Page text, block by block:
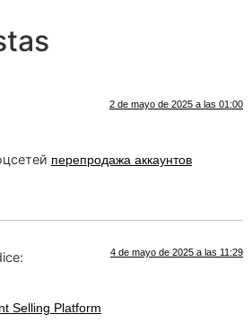
2 de mayo de 2025 a las 01:00
перепродажа аккаунтов
4 de mayo de 2025 a las 11:29
Selling Platform